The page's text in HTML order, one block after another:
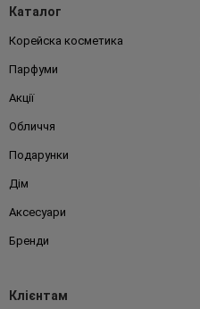
Каталог
Корейска косметика
Парфуми
Акції
Обличчя
Подарунки
Дім
Аксесуари
Бренди
Клієнтам